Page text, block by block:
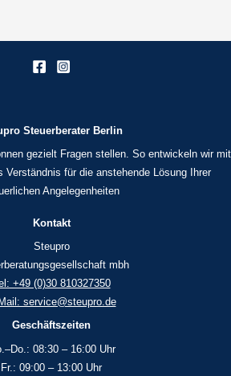
Steuerberater Berlin
gezielt Fragen stellen. So entwickeln wir mit
Verständnis für die anstehende Lösung Ihrer
Angelegenheiten
Kontakt
Steupro
mbh
+49 (0)30 810327350
service@steupro.de
Geschäftszeiten
08:30 – 16:00 Uhr
Fr.: 09:00 – 13:00 Uhr